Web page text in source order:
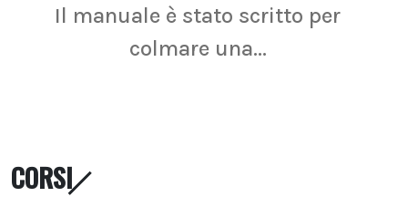
Il manuale è stato scritto per
colmare una...
CORSI